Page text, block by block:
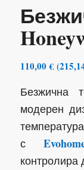
110,00€ (
Безжична
модерен
с
контролира